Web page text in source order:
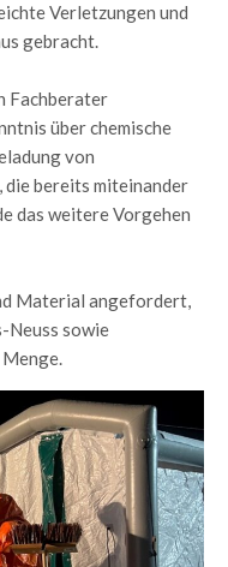
Verletzungen und
gebracht.
Fachberater
über chemische
von
bereits miteinander
das weitere Vorgehen
Material angefordert,
Neuss sowie